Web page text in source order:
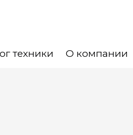
техники О компании